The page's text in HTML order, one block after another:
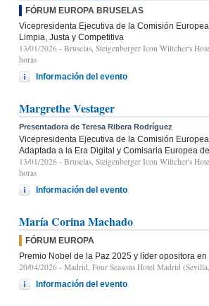
FÓRUM EUROPA BRUSELAS
Vicepresidenta Ejecutiva de la Comisión
Limpia, Justa y Competitiva
13/01/2026 - Bruselas, Steigenberger Icon Wiltcher's
horas
Información del evento
Margrethe Vestager
Presentadora de Teresa Ribera Rodríguez
Vicepresidenta Ejecutiva de la Comisión
Adaptada a la Era Digital y Comisaria Europea
13/01/2026 - Bruselas, Steigenberger Icon Wiltcher's
horas
Información del evento
María Corina Machado
FÓRUM EUROPA
Premio Nobel de la Paz 2025 y líder opositora en
20/04/2026 - Madrid, Four Seasons Hotel Madrid
Información del evento